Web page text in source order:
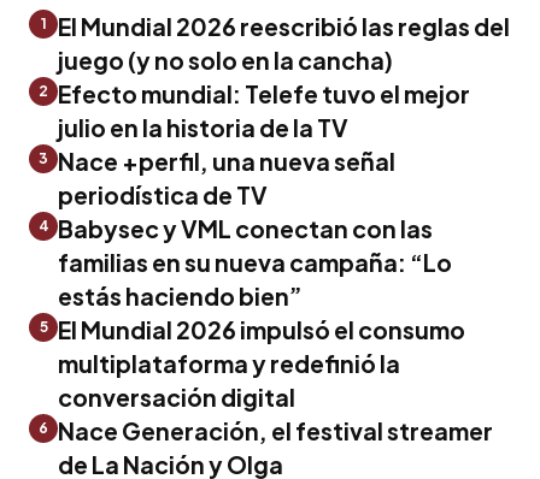
1
El Mundial 2026 reescribió las reglas del
juego (y no solo en la cancha)
2
Efecto mundial: Telefe tuvo el mejor
julio en la historia de la TV
3
Nace +perfil, una nueva señal
periodística de TV
4 Babysec y VML conectan con las
familias en su nueva campaña: “Lo
estás haciendo bien”
5
El Mundial 2026 impulsó el consumo
multiplataforma y redefinió la
conversación digital
6
Nace Generación, el festival streamer
de La Nación y Olga